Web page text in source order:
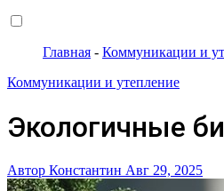
Главная - Коммуникации и
Коммуникации и утепление
Экологичные
Автор Константин Авг 29, 2025